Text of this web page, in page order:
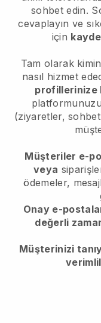
sohbet edin.
cevaplayın ve
için
Tam olarak
nasıl hizmet
profillerinize
(ziyaretler,
Müşteriler e-
veya
ödemeler,
Onay e-
değerli
Müşterinizi